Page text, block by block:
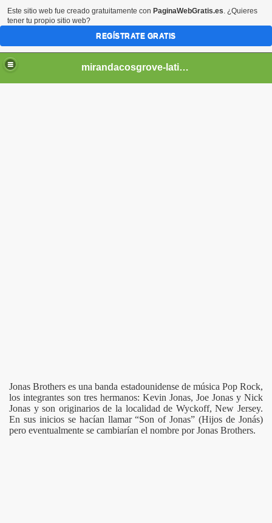
mirandacosgrove-latino
Jonas Brothers es una banda estadounidense de música Pop Rock,
los integrantes son tres hermanos: Kevin Jonas, Joe Jonas y Nick
Jonas y son originarios de la localidad de Wyckoff, New Jersey.
En sus inicios se hacían llamar “Son of Jonas” (Hijos de Jonás)
pero eventualmente se cambiarían el nombre por Jonas Brothers.
Este sitio web fue creado gratuitamente con PaginaWebGratis.es. ¿Quieres
tener tu propio sitio web?
REGÍSTRATE GRATIS